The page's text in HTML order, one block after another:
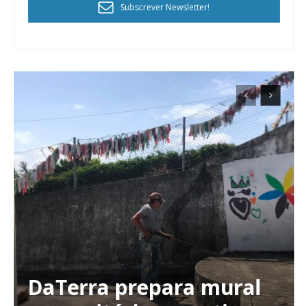
Subscrever Newsletter!
DaTerra prepara mural